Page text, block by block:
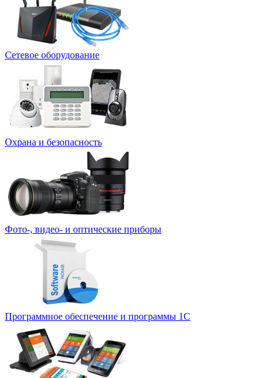
Сетевое оборудование
Охрана и безопасность
Фото-, видео- и оптические приборы
Программное обеспечение и программы 1С